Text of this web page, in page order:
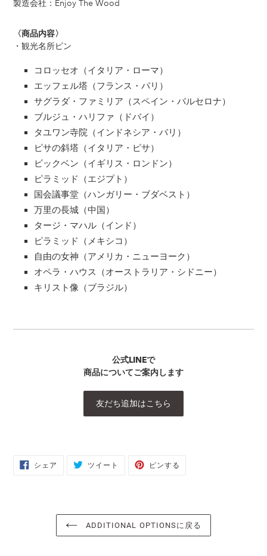
製造会社：Enjoy The Wood
〈商品内容〉
・観光名所ピン
コロッセオ（イタリア・ローマ）
エッフェル塔（フランス・パリ）
サグラダ・ファミリア（スペイン・バルセロナ）
ブルジュ・ハリファ（ドバイ）
タユワン寺院（インドネシア・バリ）
ピサの斜塔（イタリア・ピサ）
ビックベン（イギリス・ロンドン）
ピラミッド（エジプト）
国会議事堂（ハンガリー・ブダベスト）
万里の長城（中国）
タージ・マハル（インド）
ピラミッド（メキシコ）
自由の女神（アメリカ・ニューヨーク）
オペラ・ハウス（オーストラリア・シドニー）
キリスト像（ブラジル）
公式LINEで
商品についてご案内します
友だち追加はこちら
シェア FACEBOOKツイート
TWITTERピンする
ADDITIONAL OPTIONSに戻る